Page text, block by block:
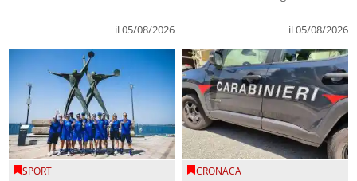
il 05/08/2026 il 05/08/2026
SPORT CRONACA